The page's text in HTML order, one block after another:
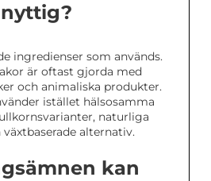
ingredienser som används.
är oftast gjorda med
och animaliska produkter.
istället hälsosamma
naturliga
alternativ.
kan